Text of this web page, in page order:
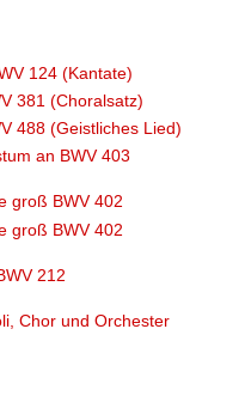
124 (Kantate)
381 (Choralsatz)
488 (Geistliches Lied)
an BWV 403
groß BWV 402
groß BWV 402
212
Chor und Orchester